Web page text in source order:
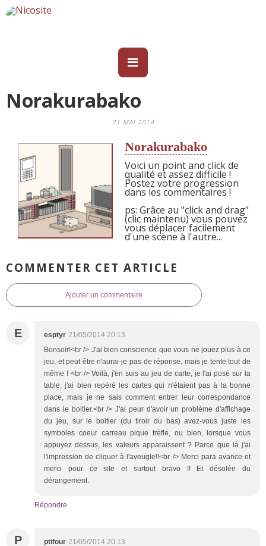
Norakurabako
21 MAI 2014
Norakurabako
Voici un point and click de
qualité et assez difficile !
Postez votre progression
dans les commentaires !
ps: Grâce au "click and drag"
(clic maintenu) vous pouvez
vous déplacer facilement
d'une scène à l'autre...
COMMENTER CET ARTICLE
Ajouter un commentaire
E esptyr 21/05/2014 20:13
Bonsoir!<br /> J'ai bien conscience que vous ne jouez plus à ce
jeu, et peut être n'aurai-je pas de réponse, mais je tente tout de
même ! <br /> Voilà, j'en suis au jeu de carte, je l'ai posé sur la
table, j'ai bien repéré les cartes qui n'étaient pas à la bonne
place, mais je ne sais comment entrer leur correspondance
dans le boitier.<br /> J'ai peur d'avoir un problème d'affichage
du jeu, sur le boitier (du tiroir du bas) avez-vous juste les
symboles coeur carreau pique trèfle, ou bien, lorsque vous
appuyez dessus, les valeurs apparaissent ? Parce que là j'ai
l'impression de cliquer à l'aveugle!!<br /> Merci para avance et
merci pour ce site et surtout bravo !! Et désolée du
dérangement.
Répondre
P ptifour 21/05/2014 20:13